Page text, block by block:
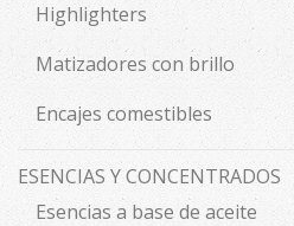
Highlighters
Matizadores con brillo
Encajes comestibles
ESENCIAS Y CONCENTRADOS
Esencias a base de aceite